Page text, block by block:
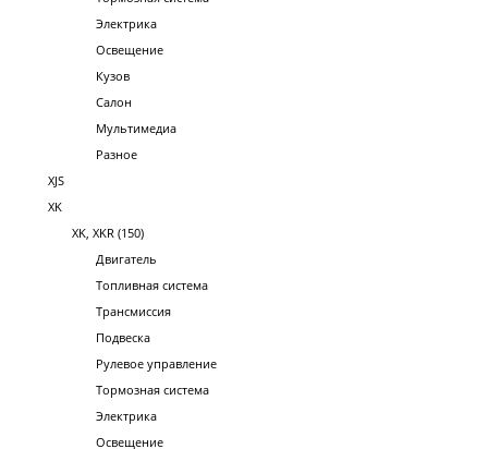
Электрика
Освещение
Кузов
Салон
Мультимедиа
Разное
XJS
XK
XK, XKR (150)
Двигатель
Топливная система
Трансмиссия
Подвеска
Рулевое управление
Тормозная система
Электрика
Освещение